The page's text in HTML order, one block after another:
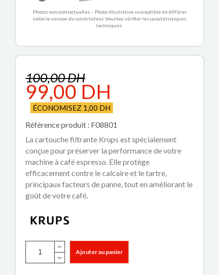
Photos non contractuelles – Photo illustrative susceptible de différer
selon la version du constructeur. Veuillez vérifier les caractéristiques
techniques.
100,00 DH
99,00 DH
ÉCONOMISEZ 1,00 DH
Référence produit : F08801
La cartouche filtrante Krups est spécialement
conçue pour préserver la performance de votre
machine à café espresso. Elle protège
efficacement contre le calcaire et le tartre,
principaux facteurs de panne, tout en améliorant le
goût de votre café.
Ajouter au panier